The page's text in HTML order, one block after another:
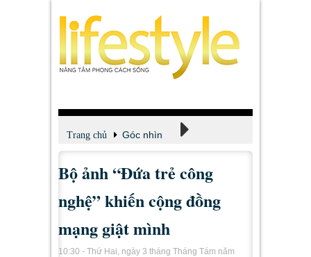
Trang chủ Góc nhìn
Phong cách sống
Bộ ảnh “Đứa trẻ công
nghệ” khiến cộng đồng
mạng giật mình
10:30 - Thứ Hai, ngày 3 tháng Tháng Tám năm